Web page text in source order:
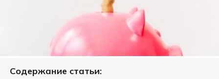
Содержание статьи: